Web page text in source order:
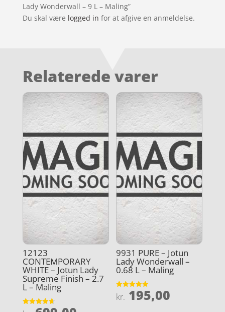
Lady Wonderwall – 9 L – Maling”
Du skal være logged in for at afgive en anmeldelse.
Relaterede varer
12123
CONTEMPORARY
WHITE – Jotun Lady
Supreme Finish – 2.7
L – Maling
Vurderet
9931 PURE – Jotun
Lady Wonderwall –
0.68 L – Maling
Vurderet
5
kr. 195,00